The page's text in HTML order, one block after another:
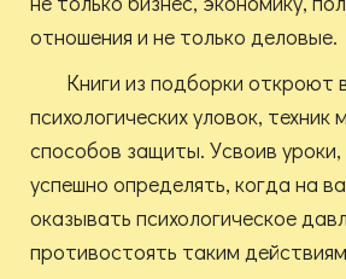
отношения и не только деловые.
Книги из подборки откроют
психологических уловок, техник
способов защиты. Усвоив
успешно определять, когда на
оказывать психологическое
противостоять таким